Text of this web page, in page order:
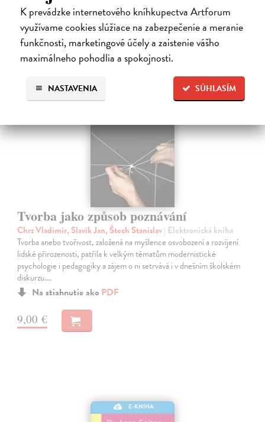
K prevádzke internetového kníhkupectva Artforum
využívame cookies slúžiace na zabezpečenie a meranie
funkčnosti, marketingové účely a zaistenie vášho
maximálneho pohodlia a spokojnosti.
SÚHLASÍM
NASTAVENIA
Ďalšie z kategórie pedagogika
Tvorba jako způsob poznávání
Chrz Vladimír, Slavik Jan, Štech Stanislav| Elektronická kniha
Tvorba anebo tvořivost, založená na myšlence osvobození a rozvíjení
lidské přirozenosti, patřila k velkým tématům modernistické
psychologie i pedagogiky a zájem o ni setrvává i v dnešním školském
diskurzu.…
Na stiahnutie ako PDF
9,00 €
E-KNIHA